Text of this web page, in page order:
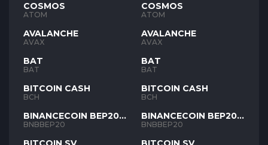
COSMOS
ATOM
AVALANCHE
AVAX
BAT
BAT
BITCOIN CASH
BCH
BINANCECOIN BEP20
BNB
BNBBEP20
COSMOS
ATOM
AVALANCHE
AVAX
BAT
BAT
BITCOIN CASH
BCH
BINANCECOIN BEP20
BNB
BNBBEP20